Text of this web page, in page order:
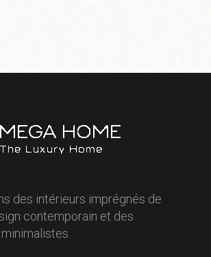
des intérieurs imprégnés de
contemporain et des